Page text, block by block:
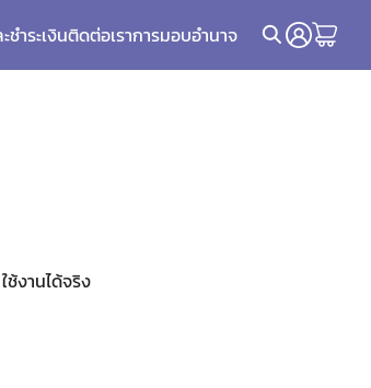
ำระเงินติดต่อเราการมอบอำนาจ
ช้งานได้จริง